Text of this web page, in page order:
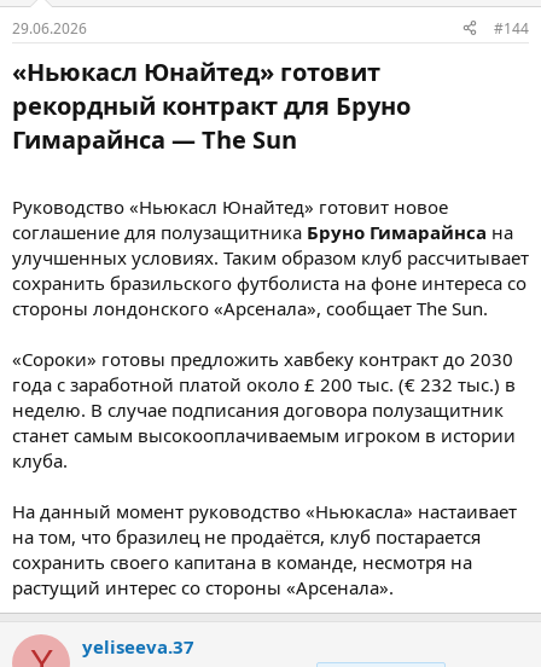
29.06.2026 #144
«Ньюкасл Юнайтед» готовит
рекордный контракт для Бруно
Гимарайнса — The Sun​
Руководство «Ньюкасл Юнайтед» готовит новое
соглашение для полузащитника Бруно Гимарайнса на
улучшенных условиях. Таким образом клуб рассчитывает
сохранить бразильского футболиста на фоне интереса со
стороны лондонского «Арсенала», сообщает The Sun.
«Сороки» готовы предложить хавбеку контракт до 2030
года с заработной платой около £ 200 тыс. (€ 232 тыс.) в
неделю. В случае подписания договора полузащитник
станет самым высокооплачиваемым игроком в истории
клуба.
На данный момент руководство «Ньюкасла» настаивает
на том, что бразилец не продаётся, клуб постарается
сохранить своего капитана в команде, несмотря на
растущий интерес со стороны «Арсенала».
yeliseeva.37